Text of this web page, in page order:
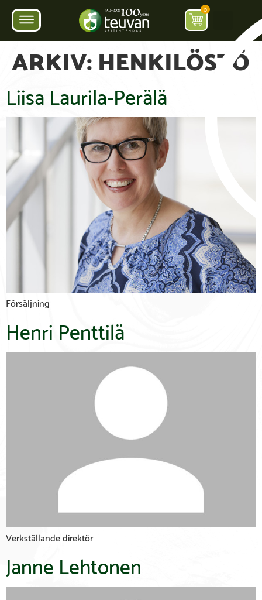
0
ARKIV:HENKILÖSTÖ
Liisa Laurila-Perälä
Försäljning
Henri Penttilä
Verkställande direktör
Janne Lehtonen